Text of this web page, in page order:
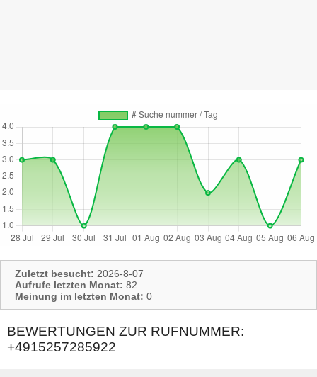
Zuletzt besucht: 2026-8-07
Aufrufe letzten Monat: 82
Meinung im letzten Monat: 0
BEWERTUNGEN ZUR RUFNUMMER:
+4915257285922